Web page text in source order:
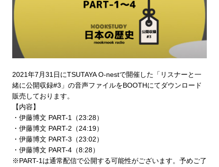
2021年7月31日にTSUTAYA O-nestで開催した「リスナーと一
緒に公開収録#3」の音声ファイルをBOOTHにてダウンロード
販売 しております。
【内容】
・伊藤博文 PART-1（23:28）
・伊藤博文 PART-2（24:19）
・伊藤博文 PART-3（23:02）
・伊藤博文 PART-4（8:28）
※PART-1は通常配信で公開する可能性がございます。予めご了